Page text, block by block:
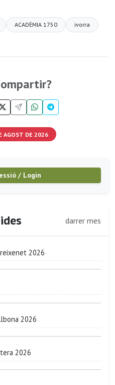
ACADÈMIA 1750 ivorra
AGOST DE 2026
/ Login
darrer mes
2026
2026
2026